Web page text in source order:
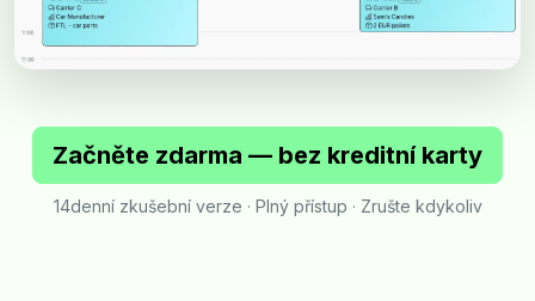
Začněte zdarma — bez kreditní karty
14denní zkušební verze · Plný přístup · Zrušte kdykoliv